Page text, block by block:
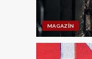
MAGAZIN